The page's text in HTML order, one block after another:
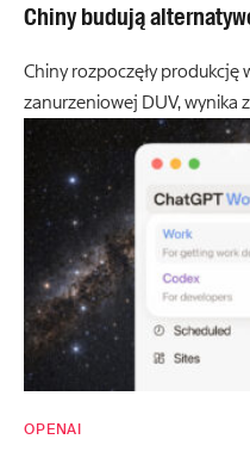
Chiny budują
Chiny rozpoczęły produkcję
zanurzeniowej DUV, wynika
OPENAI